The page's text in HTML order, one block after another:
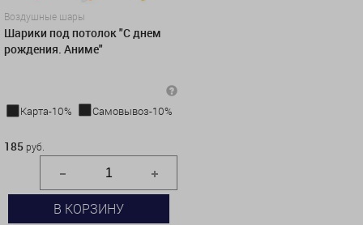
Воздушные шары
Шарики под потолок "С днем
рождения. Аниме"
Карта-10%
Самовывоз-10%
185 руб.
В КОРЗИНУ